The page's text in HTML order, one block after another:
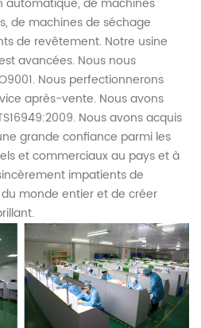
automatique, de machines
de machines de séchage
de revêtement. Notre usine
avancées. Nous nous
Nous perfectionnerons
après-vente. Nous avons
Nous avons acquis
grande confiance parmi les
et commerciaux au pays et à
impatients de
monde entier et de créer